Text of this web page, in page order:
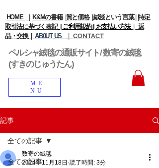
HOME K&Mの書籍| 質と価格| 絨毯という言葉 |特定
取引法に基づく表記
| ご利用規約 | お支払い方法
返
品・交換 |
AB0UT US CONTACT
ペルシャ絨毯の通販サイト/ 数寄の絨毯
(すきのじゅうたん)
ME
NU
記事
全ての記事
全ての記事
数寄の絨毯
2024年11月18日 読了時間: 3分